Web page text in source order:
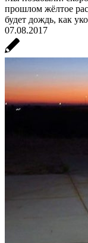
прошлом жёлтое
будет дождь, как
07.08.2017